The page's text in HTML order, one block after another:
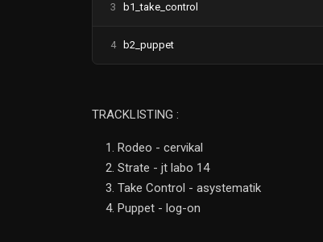
3 b1_take_control
4 b2_puppet
TRACKLISTING :
Rodeo - cervikal
Strate - jt labo 14
Take Control - asystematik
Puppet - log-on